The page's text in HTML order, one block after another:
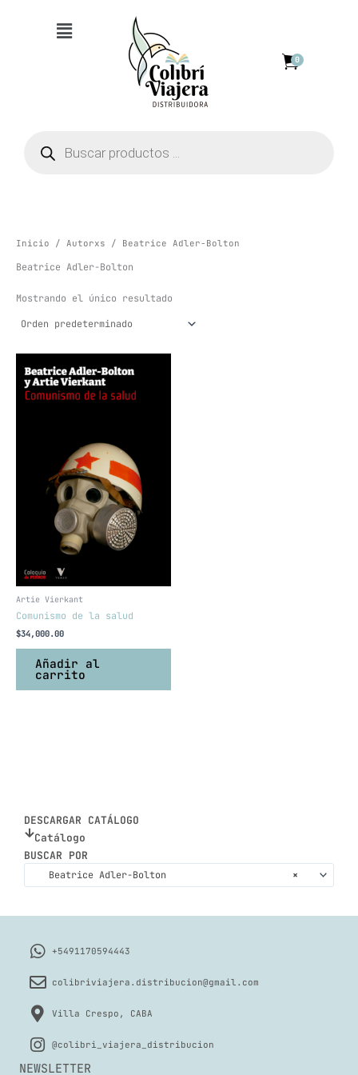
Menú
0
productos
DESCARGAR CATÁLOGO
Catálogo
BUSCAR POR
×
Beatrice Adler-Bolton
Inicio / Autorxs / Beatrice Adler-Bolton
Beatrice Adler-Bolton
Mostrando el único resultado
Artie Vierkant
Comunismo de la salud
$34,000.00
Añadir al
carrito
+5491170594443
colibriviajera.distribucion@gmail.com
Villa Crespo, CABA
@colibri_viajera_distribucion
NEWSLETTER